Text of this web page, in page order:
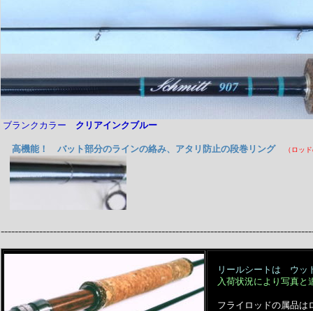
ブランクカラー クリアインクブルー
高機能！ バット部分のラインの絡み、アタリ防止の段巻リング （ロッ
リールシートは
ウッ
入荷状況により写真と
フライロッドの属品は